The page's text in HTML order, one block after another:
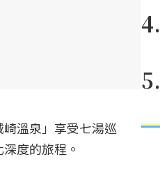
溫泉」享受七湯巡
度的旅程。
4.
5.